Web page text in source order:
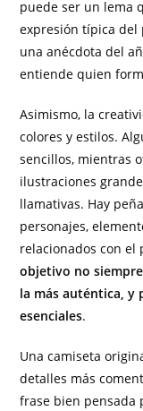
puede ser un lema
expresión típica del
una anécdota del
entiende quien
Asimismo, la
colores y estilos.
sencillos, mientras
ilustraciones
llamativas. Hay
personajes,
relacionados con el
objetivo no
la más auténtica, y
esenciales.
Una camiseta
detalles más
frase bien pensada